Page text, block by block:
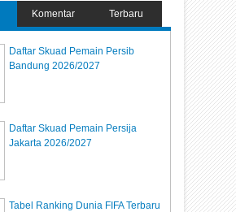
Komentar Terbaru
Daftar Skuad Pemain Persib
Bandung 2026/2027
Daftar Skuad Pemain Persija
Jakarta 2026/2027
Tabel Ranking Dunia FIFA Terbaru